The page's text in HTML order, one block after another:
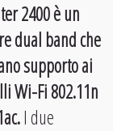
2400 è un
dual band che
supporto ai
Wi-Fi 802.11n
I due